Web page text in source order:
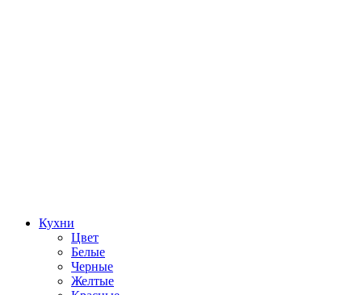
Кухни
Цвет
Белые
Черные
Желтые